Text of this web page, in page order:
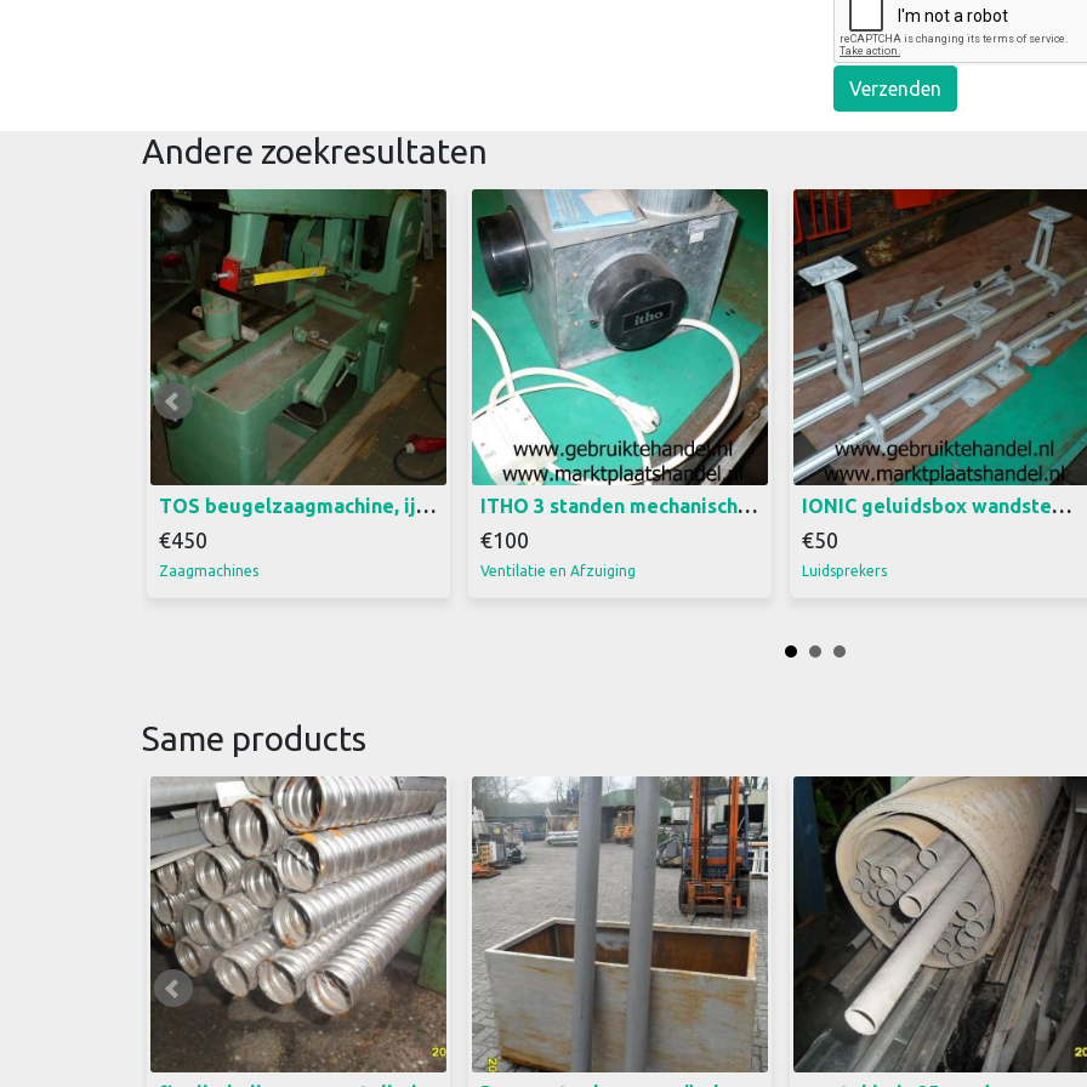
Verzenden
Andere zoekresultaten
TOS beugelzaagmachine, ijzer zaagmachine 380 volt (3a)8
€450
ijzer zaagmachine merk TOS
380 volt Zaagcapaciteit 200 x
200 mm Nieuw zaagblad 400
mm h.o.h. gaatjes Schuin
verstelbaar tot 45 graden Met
lengte instelling Me schakelaar
voor aansluiten snijolie pomp,
excl. pomp 2 snelheden door
omleggen V-snaar Bouwjaar
1966 De prijs is excl.
Zaagmachines
ITHO 3 standen mechanische afzuiging (2a)18
€100
Centraal mechanische ventilatie
Merk Itho Met 3 standen motor
en een 4 standen schakelaar
met stekker 220 volt Afmeting
25 x 27 x 23 cm
Ventilatie en Afzuiging
IONIC geluidsbox wandsteunen alle richtingen verstelbaar (2a)13
€50
3 stuks aluminium wandsteunen
voor muziekboxen, geluidboxen.
In alle richtingen kantel en
draaibaar. 157 cm lang 50,- per4
stuk, ex. 120,- voor 3 stuks, ex.
Luidsprekers
Same products
mantelbuis doorsnede 40 mm
binnenwerks 300 cm lang 33
stuks liggen 5 euro per stuk zie
ook mijn andere advertenties
bellen is sneller 0612316794
Geïsoleerde bouwwaterkranen,
190 cm lang water aansluiting
Ethyleen 32 mm Met 2
waterkranen prijzen zin excl.
mantelbuis doorsnede 25 mm
200 cm lang 30 stuks liggen 5
euro per stuk zie ook mijn
andere advertenties bellen is
sneller 0612316794